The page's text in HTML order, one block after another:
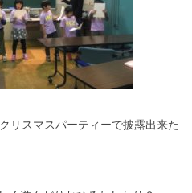
リスマスパーティーで披露出来た